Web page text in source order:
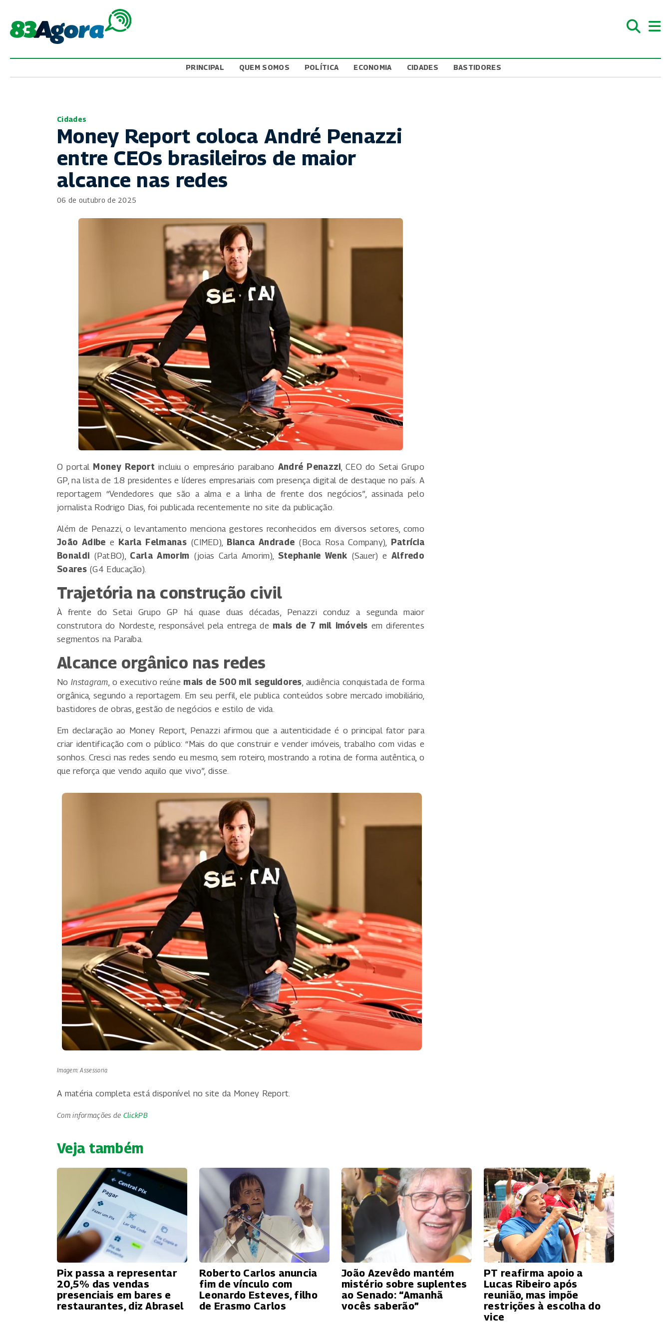
PRINCIPAL QUEM SOMOS POLÍTICA ECONOMIA CIDADES BASTIDORES
Cidades
Money Report coloca André Penazzi
entre CEOs brasileiros de maior
alcance nas redes
06 de outubro de 2025
O portal Money Reportincluiu o empresário paraibano André Penazzi , CEO do Setai Grupo
GP, na lista de 18 presidentes e líderes empresariais com presença digital de destaque no país. A
reportagem “Vendedores que são a alma e a linha de frente dos negócios”, assinada pelo
jornalista Rodrigo Dias, foi publicada recentemente no site da publicação.
Além de Penazzi, o levantamento menciona gestores reconhecidos em diversos setores, como
João Adibe e Karla Felmanas(CIMED), Bianca Andrade (Boca Rosa Company), Patrícia
Bonaldi (PatBO), Carla Amorim (joias Carla Amorim), Stephanie Wenk (Sauer) e Alfredo
Soares(G4 Educação).
Trajetória na construção civil
À frente do Setai Grupo GP há quase duas décadas, Penazzi conduz a segunda maior
construtora do Nordeste, responsável pela entrega de mais de 7 mil imóveis em diferentes
segmentos na Paraíba.
Alcance orgânico nas redes
NoInstagram , o executivo reúne mais de 500 mil seguidores , audiência conquistada de forma
orgânica, segundo a reportagem. Em seu perfil, ele publica conteúdos sobre mercado imobiliário,
bastidores de obras, gestão de negócios e estilo de vida.
Em declaração ao Money Report, Penazzi afirmou que a autenticidade é o principal fator para
criar identificação com o público: “Mais do que construir e vender imóveis, trabalho com vidas e
sonhos. Cresci nas redes sendo eu mesmo, sem roteiro, mostrando a rotina de forma autêntica, o
que reforça que vendo aquilo que vivo”, disse.
Imagem: Assessoria
A matéria completa está disponível no site da Money Report.
Com informações de ClickPB
Veja também
Pix passa a representar
20,5% das vendas
presenciais em bares e
restaurantes, diz Abrasel
Roberto Carlos anuncia
fim de vínculo com
Leonardo Esteves, filho
de Erasmo Carlos
João Azevêdo mantém
mistério sobre suplentes
ao Senado: “Amanhã
vocês saberão”
PT reafirma apoio a
Lucas Ribeiro após
reunião, mas impõe
restrições à escolha do
vice